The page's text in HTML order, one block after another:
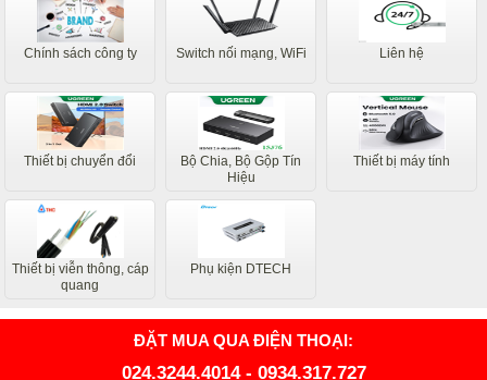
Chính sách công ty Switch nối mạng, WiFi Liên hệ
Thiết bị chuyển đổi
Bộ Chia, Bộ Gộp Tín
Hiệu
Thiết bị máy tính
Thiết bị viễn thông, cáp
quang
Phụ kiện DTECH
ĐẶT MUA QUA ĐIỆN THOẠI:
024.3244.4014- 0934.317.727